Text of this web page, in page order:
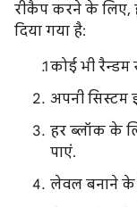
रीकैप करने के लिए,
दिया गया है:
कोई भी
अपनी
हर ब्लॉक के
पाएं.
लेवल बनाने के